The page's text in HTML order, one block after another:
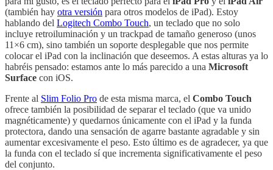
(también hay otra versión para otros modelos de iPad). Estoy
hablando del Logitech Combo Touch, un teclado que no solo
incluye retroiluminación y un trackpad de tamaño generoso (unos
11×6 cm), sino también un soporte desplegable que nos permite
colocar el iPad con la inclinación que deseemos. A estas alturas ya lo
habréis pensado: estamos ante lo más parecido a una Microsoft
Surface con iOS.
Frente al Slim Folio Pro de esta misma marca, el Combo Touch
ofrece también la posibilidad de separar el teclado (que va unido
magnéticamente) y quedarnos únicamente con el iPad y la funda
protectora, dando una sensación de agarre bastante agradable y sin
aumentar excesivamente el peso. Esto último es de agradecer, ya que
la funda con el teclado sí que incrementa significativamente el peso
del conjunto.